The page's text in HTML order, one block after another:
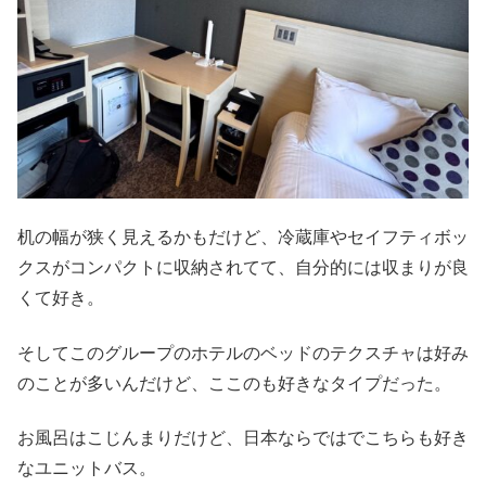
机の幅が狭く見えるかもだけど、冷蔵庫やセイフティボッ
クスがコンパクトに収納されてて、自分的には収まりが良
くて好き。
そしてこのグループのホテルのベッドのテクスチャは好み
のことが多いんだけど、ここのも好きなタイプだった。
お風呂はこじんまりだけど、日本ならではでこちらも好き
なユニットバス。